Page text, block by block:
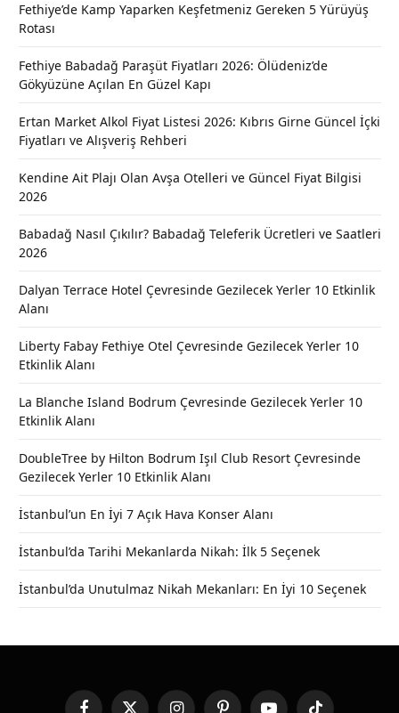
Fethiye’de Kamp Yaparken Keşfetmeniz Gereken 5 Yürüyüş
Rotası
Fethiye Babadağ Paraşüt Fiyatları 2026: Ölüdeniz’de
Gökyüzüne Açılan En Güzel Kapı
Ertan Market Alkol Fiyat Listesi 2026: Kıbrıs Girne Güncel İçki
Fiyatları ve Alışveriş Rehberi
Kendine Ait Plajı Olan Avşa Otelleri ve Güncel Fiyat Bilgisi
2026
Babadağ Nasıl Çıkılır? Babadağ Teleferik Ücretleri ve Saatleri
2026
Dalyan Terrace Hotel Çevresinde Gezilecek Yerler 10 Etkinlik
Alanı
Liberty Fabay Fethiye Otel Çevresinde Gezilecek Yerler 10
Etkinlik Alanı
La Blanche Island Bodrum Çevresinde Gezilecek Yerler 10
Etkinlik Alanı
DoubleTree by Hilton Bodrum Işıl Club Resort Çevresinde
Gezilecek Yerler 10 Etkinlik Alanı
İstanbul’un En İyi 7 Açık Hava Konser Alanı
İstanbul’da Tarihi Mekanlarda Nikah: İlk 5 Seçenek
İstanbul’da Unutulmaz Nikah Mekanları: En İyi 10 Seçenek